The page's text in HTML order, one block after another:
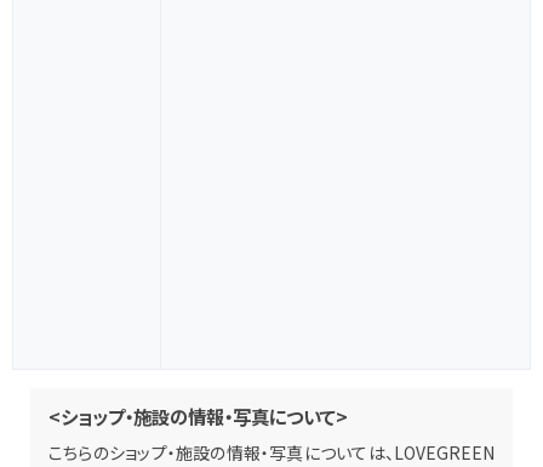
<ショップ・施設の情報・写真について>
こちらのショップ・施設の情報・写真については、LOVEGREEN